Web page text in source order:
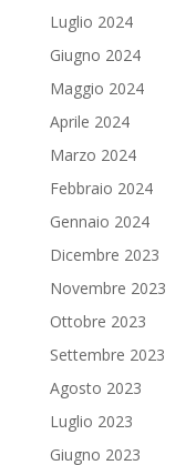
Luglio 2024
Giugno 2024
Maggio 2024
Aprile 2024
Marzo 2024
Febbraio 2024
Gennaio 2024
Dicembre 2023
Novembre 2023
Ottobre 2023
Settembre 2023
Agosto 2023
Luglio 2023
Giugno 2023